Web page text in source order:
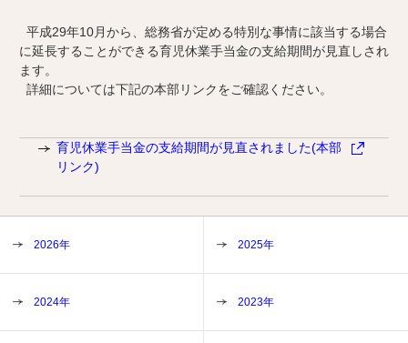
平成29年10月から、総務省が定める特別な事情に該当する場合
に延長することができる育児休業手当金の支給期間が見直しされ
ます。
詳細については下記の本部リンクをご確認ください。
育児休業手当金の支給期間が見直されました(本部
リンク)
2026年 2025年
2024年 2023年